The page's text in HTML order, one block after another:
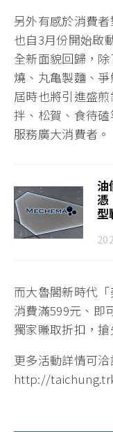
另外有感於消費
也自3月份開始啟
全新面貌回歸，
燒、丸亀製麵、爭
屆時也將引進盛
拌、松賀、食待
服務廣大消費者。
油
憑
型
而大魯閣新時代
消費滿599元、即
獨家賺取折扣，
更多活動詳情可
http://